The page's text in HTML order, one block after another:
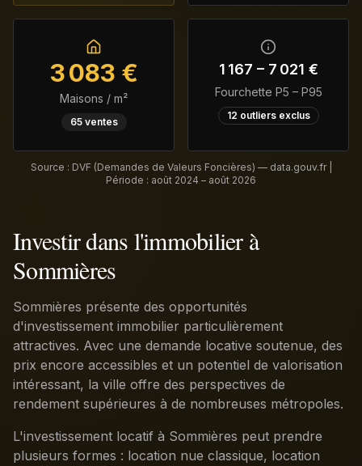
3 083 €
Maisons / m²
65ventes
1 167 – 7 021 €
Fourchette P5 – P95
12 outliers exclus
Source : DVF (Demandes de Valeurs Foncières) — data.gouv.fr |
Période : août 2024 – août 2026
Investir dans l'immobilier à
Sommières
Sommières présente des opportunités
d'investissement immobilier particulièrement
attractives. Avec une demande locative soutenue, des
prix encore accessibles et un potentiel de valorisation
intéressant, la ville offre des perspectives de
rendement supérieures à de nombreuses métropoles.
L'investissement locatif à Sommières peut prendre
plusieurs formes : location nue classique, location